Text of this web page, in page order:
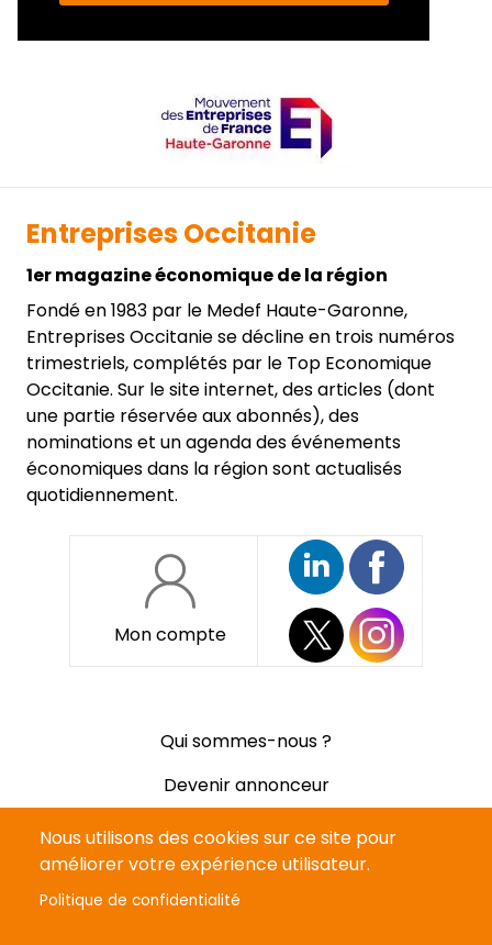
Nous utilisons des cookies sur ce site pour
améliorer votre expérience utilisateur.
Politique de confidentialité
Entreprises Occitanie
1er magazine économique de la région
Fondé en 1983 par le Medef Haute-Garonne,
Entreprises Occitanie se décline en trois numéros
trimestriels, complétés par le Top Economique
Occitanie. Sur le site internet, des articles (dont
une partie réservée aux abonnés), des
nominations et un agenda des événements
économiques dans la région sont actualisés
quotidiennement.
Mon compte
Qui sommes-nous ?
Devenir annonceur
Mentions légales
Politique de confidentialité